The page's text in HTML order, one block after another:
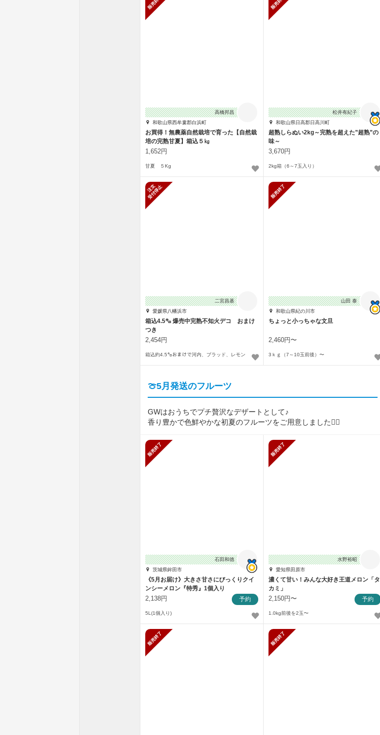
高橋邦昌
和歌山県西牟婁郡白浜町
お買得！無農薬自然栽培で育った【自然栽
培の完熟甘夏】箱込５㎏
1,652円
甘夏 ５Kg
松井有紀子
和歌山県日高郡日高川町
超熟しらぬい2kg～完熟を超えた”超熟”の
味～
3,670円
2kg箱（6～7玉入り）
二宮昌基
愛媛県八幡浜市
箱込4.5㌔ 爆売中完熟不知火デコ おまけ
つき
2,454円
箱込約4.5㌔おまけで河内、ブラッド、レモン
山田 泰
和歌山県紀の川市
ちょっと小っちゃな文旦
2,460円〜
3ｋｇ（7～10玉前後）〜
🍈5月発送のフルーツ
GWはおうちでプチ贅沢なデザートとして♪
香り豊かで色鮮やかな初夏のフルーツをご用意しました💁‍♀️
石田和徳
茨城県鉾田市
《5月お届け》大きさ甘さにびっくりクイ
ンシーメロン『特秀』1個入り
2,138円 予約
5L(1個入り)
水野裕昭
愛知県田原市
濃くて甘い！みんな大好き王道メロン「タ
カミ」
2,150円〜 予約
1.0kg前後を2玉〜